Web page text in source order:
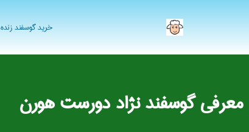
خرید گوسفند زنده
معرفی گوسفند نژاد دورست هورن